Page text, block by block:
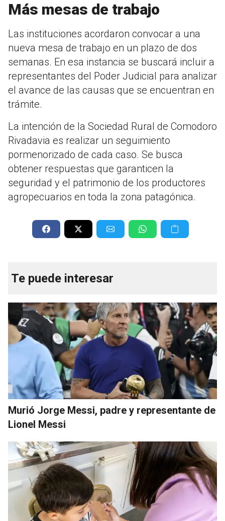
Más mesas de trabajo
Las instituciones acordaron convocar a una
nueva mesa de trabajo en un plazo de dos
semanas. En esa instancia se buscará incluir a
representantes del Poder Judicial para analizar
el avance de las causas que se encuentran en
trámite.
La intención de la Sociedad Rural de Comodoro
Rivadavia es realizar un seguimiento
pormenorizado de cada caso. Se busca
obtener respuestas que garanticen la
seguridad y el patrimonio de los productores
agropecuarios en toda la zona patagónica.
Te puede interesar
Murió Jorge Messi, padre y representante de
Lionel Messi